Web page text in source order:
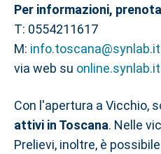
Per informazioni,
T: 0554211617
M: info.toscana@synlab.it
via web su online.synlab.it
Con l'apertura a Vicchio,
attivi in Toscana. Nelle
Prelievi, inoltre, è